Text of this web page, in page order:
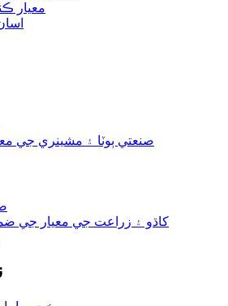
معيار
صنعتي ٻوٽا ۽ مشينري جي
کاڌو ۽ زراعت جي معيار جي